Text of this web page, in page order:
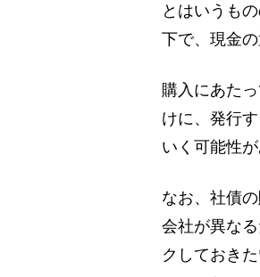
とはいうも
下で、現金
購入にあた
けに、発行
いく可能性が
なお、社債
会社が異な
クしておき